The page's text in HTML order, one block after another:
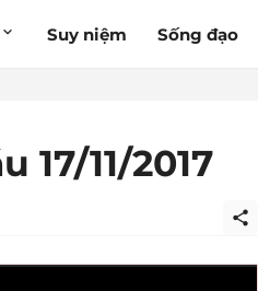
Suy niệm Sống đạo
17/11/2017